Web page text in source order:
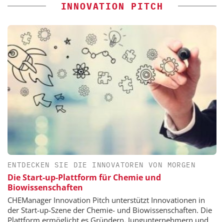
INNOVATION PITCH
ENTDECKEN SIE DIE INNOVATOREN VON MORGEN
Die Start-up-Plattform für Chemie und
Biowissenschaften
CHEManager Innovation Pitch unterstützt Innovationen in
der Start-up-Szene der Chemie- und Biowissenschaften. Die
Plattform ermöglicht es Gründern, Jungunternehmern und